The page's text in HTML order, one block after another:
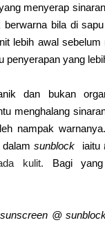
menyerap
bila di
lebih awal
penyerapan yang
dan bukan
menghalang
nampak
dalamsunblock iaitu
kulit. Bagi
sunscreen @